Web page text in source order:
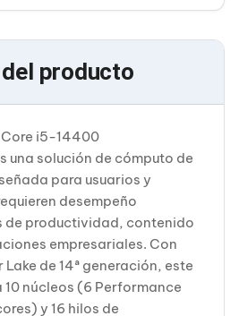
Servidores
Duros
para PC
para Laptop
producto
Core i5-14400
una solución de cómputo de
para usuarios y
desempeño
de productividad, contenido
empresariales. Con
de 14ª generación, este
núcleos (6 Performance
y 16 hilos de